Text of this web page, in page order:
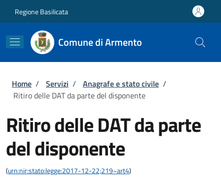
Regione Basilicata
Comune di Armento
Briciole di pane
Home / Servizi / Anagrafe e stato civile /
Ritiro delle DAT da parte del disponente
Ritiro delle DAT da parte
del disponente
(urn:nir:stato:legge:2017-12-22;219~art4)